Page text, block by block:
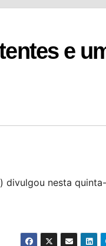
e
divulgou nesta